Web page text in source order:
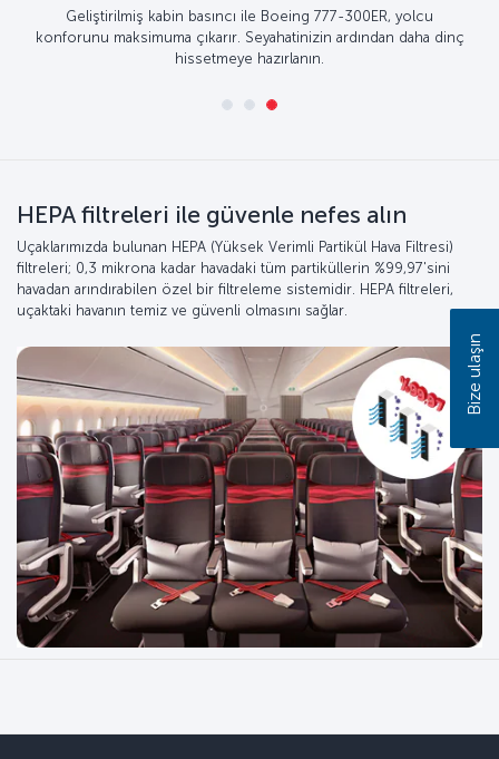
Geliştirilmiş kabin basıncı ile Boeing 777-300ER, yolcu
konforunu maksimuma çıkarır. Seyahatinizin ardından daha dinç
hissetmeye hazırlanın.
HEPA filtreleri ile güvenle nefes alın
Uçaklarımızda bulunan HEPA (Yüksek Verimli Partikül Hava Filtresi)
filtreleri; 0,3 mikrona kadar havadaki tüm partiküllerin %99,97'sini
havadan arındırabilen özel bir filtreleme sistemidir. HEPA filtreleri,
uçaktaki havanın temiz ve güvenli olmasını sağlar.
Bize ulaşın